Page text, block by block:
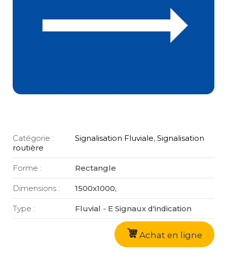
Catégorie : Signalisation Fluviale,Signalisation
routière
Forme : Rectangle
Dimensions : 1500x1000,
Type : Fluvial - E Signaux d'indication
Achat en ligne